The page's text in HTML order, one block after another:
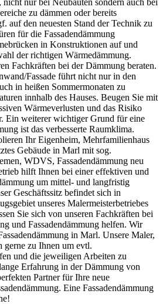
zu dämmen oder bereits
auf den neuesten Stand der Technik zu
für die Fassadendämmung
in Konstruktionen auf und
der richtigen Wärmedämmung.
Fachkräften bei der Dämmung beraten.
Fassade führt nicht nur in den
in heißen Sommermonaten zu
innhalb des Hauses. Beugen Sie mit
Wärmeverlusten und das Risiko
Ein weiterer wichtiger Grund für eine
ist das verbesserte Raumklima.
Ihr Eigenheim, Mehrfamilienhaus
Gebäude in Marl mit sog.
WDVS, Fassadendämmung neu
hilft Ihnen bei einer effektiven und
um mittel- und langfristig
Geschäftssitz befindet sich in
unseres Malermeisterbetriebes
Sie sich von unseren Fachkräften bei
und Fassadendämmung helfen. Wir
in Marl. Unsere Maler,
gerne zu Ihnen um evtl.
und die jeweiligen Arbeiten zu
Erfahrung in der Dämmung von
Partner für Ihre neue
Eine Fassadendämmung